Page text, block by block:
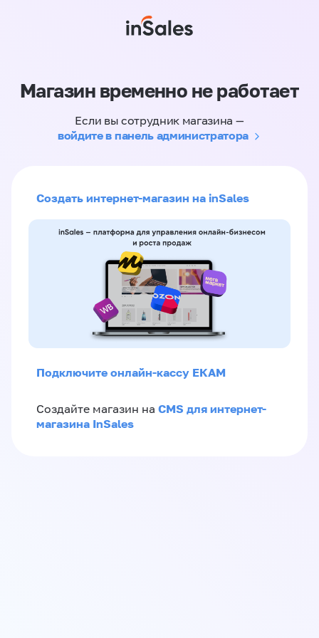
Магазин временно не работает
Если вы сотрудник магазина —
войдите в панель администратора
Создать интернет-магазин на inSales
Подключите онлайн-кассу ЕКАМ
Создайте магазин на CMS для интернет-
магазина InSales